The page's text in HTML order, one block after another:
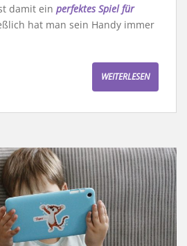
damit ein perfektes Spiel für
hat man sein Handy immer
WEITERLESEN